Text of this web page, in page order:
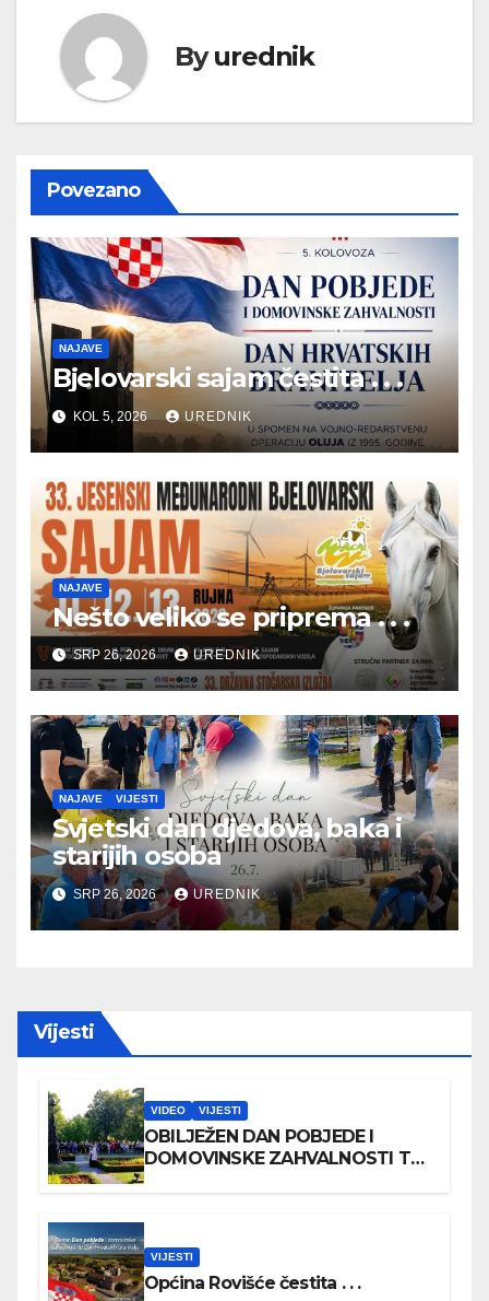
Byurednik
Povezano
NAJAVE
Bjelovarski sajam čestita . . .
KOL 5, 2026 UREDNIK
NAJAVE
Nešto veliko se priprema . . .
SRP 26, 2026 UREDNIK
NAJAVE VIJESTI
Svjetski dan djedova, baka i
starijih osoba
SRP 26, 2026 UREDNIK
Vijesti
VIDEO VIJESTI
OBILJEŽEN DAN POBJEDE I
DOMOVINSKE ZAHVALNOSTI TE
VIJESTI
Općina Rovišće čestita . . .